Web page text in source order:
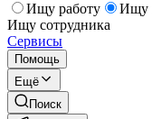
Ищу работу
Ищу
Ищу сотрудника
Сервисы
Помощь
Ещё
Поиск